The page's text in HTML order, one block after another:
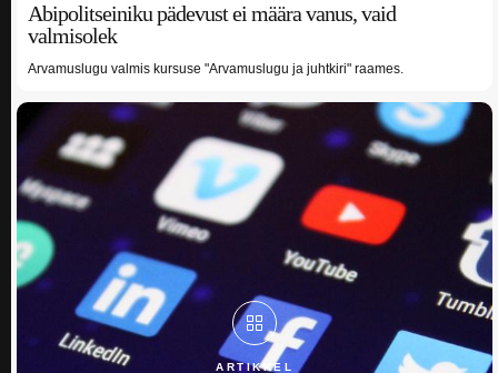
Abipolitseiniku pädevust ei määra vanus, vaid
valmisolek
Arvamuslugu valmis kursuse "Arvamuslugu ja juhtkiri" raames.
ARTIKKEL